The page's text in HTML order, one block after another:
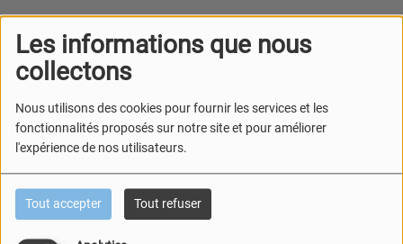
Les informations que nous
collectons
Nous utilisons des cookies pour fournir les services et les
fonctionnalités proposés sur notre site et pour améliorer
l'expérience de nos utilisateurs.
Tout accepter Tout refuser